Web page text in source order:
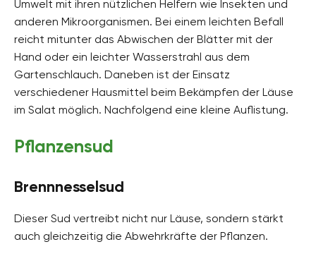
Umwelt mit ihren nützlichen Helfern wie Insekten und
anderen Mikroorganismen. Bei einem leichten Befall
reicht mitunter das Abwischen der Blätter mit der
Hand oder ein leichter Wasserstrahl aus dem
Gartenschlauch. Daneben ist der Einsatz
verschiedener Hausmittel beim Bekämpfen der Läuse
im Salat möglich. Nachfolgend eine kleine Auflistung.
Pflanzensud
Brennnesselsud
Dieser Sud vertreibt nicht nur Läuse, sondern stärkt
auch gleichzeitig die Abwehrkräfte der Pflanzen.